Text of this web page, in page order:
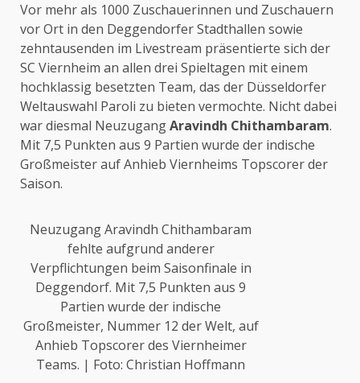
Vor mehr als 1000 Zuschauerinnen und Zuschauern
vor Ort in den Deggendorfer Stadthallen sowie
zehntausenden im Livestream präsentierte sich der
SC Viernheim an allen drei Spieltagen mit einem
hochklassig besetzten Team, das der Düsseldorfer
Weltauswahl Paroli zu bieten vermochte. Nicht dabei
war diesmal NeuzugangAravindh Chithambaram.
Mit 7,5 Punkten aus 9 Partien wurde der indische
Großmeister auf Anhieb Viernheims Topscorer der
Saison.
Neuzugang Aravindh Chithambaram
fehlte aufgrund anderer
Verpflichtungen beim Saisonfinale in
Deggendorf. Mit 7,5 Punkten aus 9
Partien wurde der indische
Großmeister, Nummer 12 der Welt, auf
Anhieb Topscorer des Viernheimer
Teams. | Foto: Christian Hoffmann